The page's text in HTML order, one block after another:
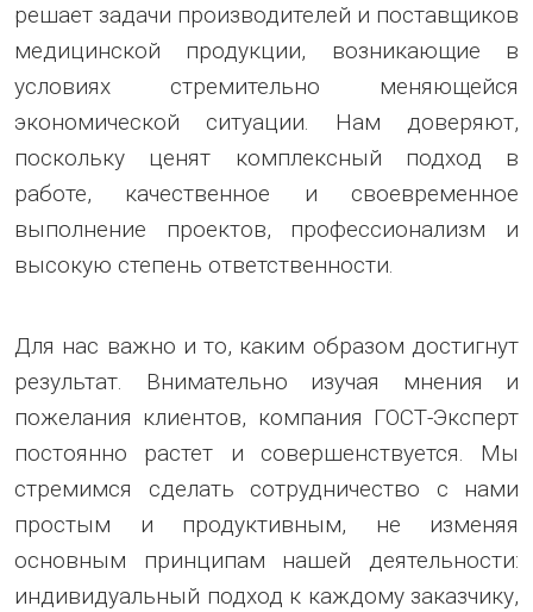
решает задачи производителей и поставщиков
медицинской продукции, возникающие в
условиях стремительно меняющейся
экономической ситуации. Нам доверяют,
поскольку ценят комплексный подход в
работе, качественное и своевременное
выполнение проектов, профессионализм и
высокую степень ответственности.
Для нас важно и то, каким образом достигнут
результат. Внимательно изучая мнения и
пожелания клиентов, компания ГОСТ-Эксперт
постоянно растет и совершенствуется. Мы
стремимся сделать сотрудничество с нами
простым и продуктивным, не изменяя
основным принципам нашей деятельности:
индивидуальный подход к каждому заказчику,